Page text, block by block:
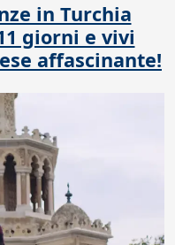
in Turchia
giorni e vivi
affascinante!